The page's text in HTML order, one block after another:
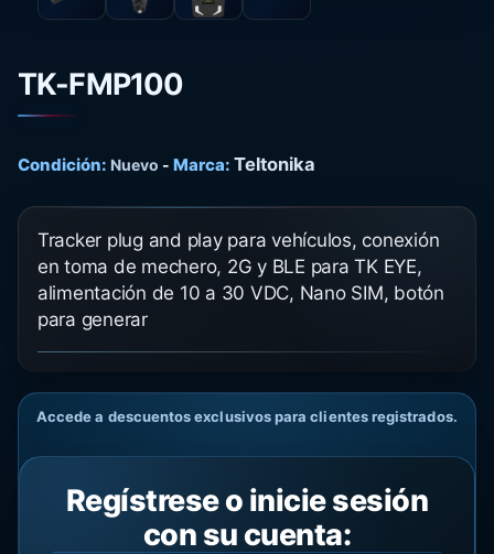
TK-FMP100
Condición: Nuevo - Marca: Teltonika
Tracker plug and play para vehículos, conexión
en toma de mechero, 2G y BLE para TK EYE,
alimentación de 10 a 30 VDC, Nano SIM, botón
para generar
Accede a descuentos exclusivos para clientes registrados.
Regístrese o inicie sesión
con su cuenta: